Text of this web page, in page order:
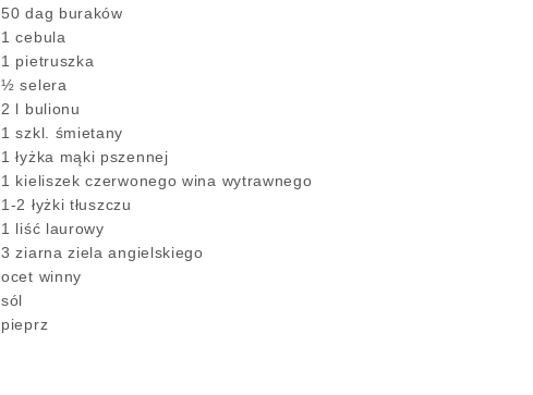
50 dag buraków
1 cebula
1 pietruszka
½ selera
2 l bulionu
1 szkl. śmietany
1 łyżka mąki pszennej
1 kieliszek czerwonego wina wytrawnego
1-2 łyżki tłuszczu
1 liść laurowy
3 ziarna ziela angielskiego
ocet winny
sól
pieprz